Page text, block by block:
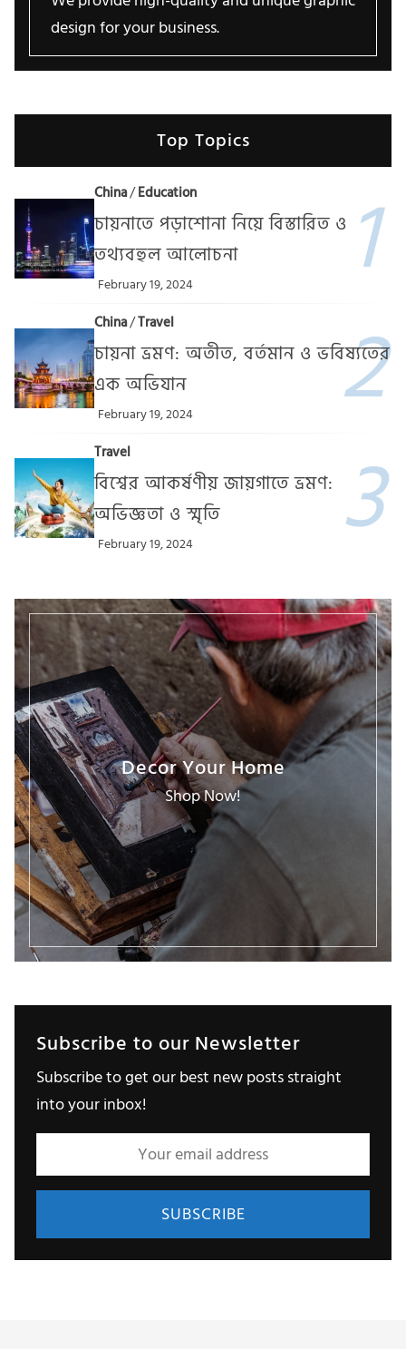
design for your business.
Top Topics
China/Education
চায়নাতে পড়াশোনা নিয়ে বিস্তারিত ও
তথ্যবহুল আলোচনা
February 19, 2024
China/Travel
চায়না ভ্রমণ: অতীত, বর্তমান ও ভবিষ্যতের
এক অভিযান
February 19, 2024
Travel
বিশ্বের আকর্ষণীয় জায়গাতে ভ্রমণ:
অভিজ্ঞতা ও স্মৃতি
February 19, 2024
Decor Your Home
Shop Now!
Subscribe to our Newsletter
Subscribe to get our best new posts straight
into your inbox!